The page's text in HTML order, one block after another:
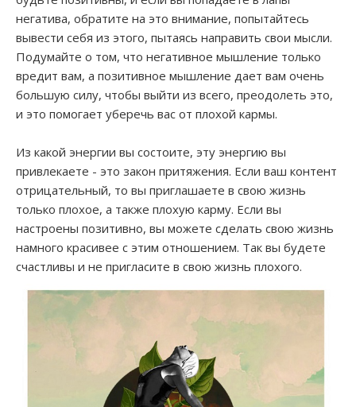
негатива, обратите на это внимание, попытайтесь
вывести себя из этого, пытаясь направить свои мысли.
Подумайте о том, что негативное мышление только
вредит вам, а позитивное мышление дает вам очень
большую силу, чтобы выйти из всего, преодолеть это,
и это помогает уберечь вас от плохой кармы.
Из какой энергии вы состоите, эту энергию вы
привлекаете - это закон притяжения. Если ваш контент
отрицательный, то вы приглашаете в свою жизнь
только плохое, а также плохую карму. Если вы
настроены позитивно, вы можете сделать свою жизнь
намного красивее с этим отношением. Так вы будете
счастливы и не пригласите в свою жизнь плохого.